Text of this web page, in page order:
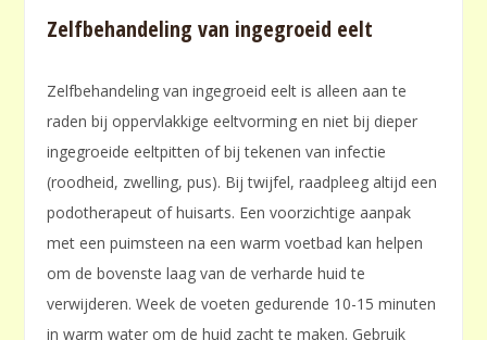
Zelfbehandeling van ingegroeid eelt
Zelfbehandeling van ingegroeid eelt is alleen aan te
raden bij oppervlakkige eeltvorming en niet bij dieper
ingegroeide eeltpitten of bij tekenen van infectie
(roodheid, zwelling, pus). Bij twijfel, raadpleeg altijd een
podotherapeut of huisarts. Een voorzichtige aanpak
met een puimsteen na een warm voetbad kan helpen
om de bovenste laag van de verharde huid te
verwijderen. Week de voeten gedurende 10-15 minuten
in warm water om de huid zacht te maken. Gebruik